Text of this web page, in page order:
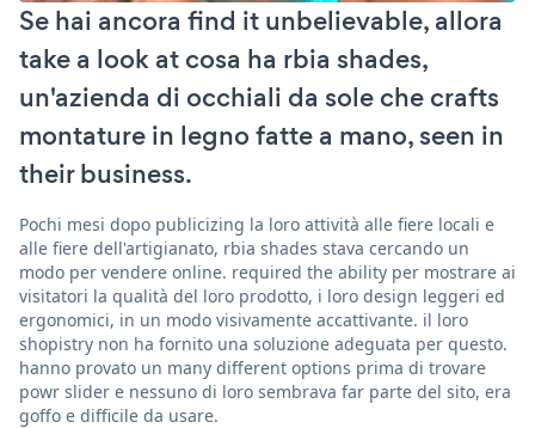
Se hai ancora find it unbelievable, allora
take a look at cosa ha rbia shades,
un'azienda di occhiali da sole che crafts
montature in legno fatte a mano, seen in
their business.
Pochi mesi dopo publicizing la loro attività alle fiere locali e
alle fiere dell'artigianato, rbia shades stava cercando un
modo per vendere online. required the ability per mostrare ai
visitatori la qualità del loro prodotto, i loro design leggeri ed
ergonomici, in un modo visivamente accattivante. il loro
shopistry non ha fornito una soluzione adeguata per questo.
hanno provato un many different options prima di trovare
powr slider e nessuno di loro sembrava far parte del sito, era
goffo e difficile da usare.